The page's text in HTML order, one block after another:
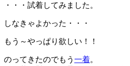
・・・試着してみました。
しなきゃよかった・・・
もう～やっぱり欲しい！！
のってきたのでもう 一着。